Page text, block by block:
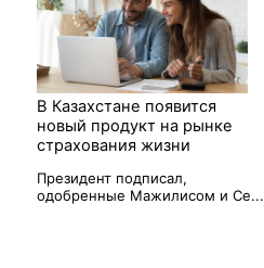
В Казахстане появится
новый продукт на рынке
страхования жизни
Президент подписал,
одобренные Мажилисом и Се...